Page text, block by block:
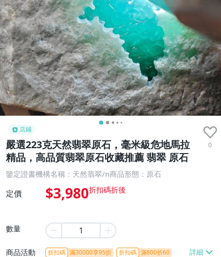
店鋪
嚴選223克天然翡翠原石，毫米級危地馬拉
精品，高品質翡翠原石收藏推薦 翡翠 原石
0
鑒定證書機構名稱：天然翡翠/n商品形態：原石
定價 $3,980
數量
商品活動 折扣碼 滿30000享95折 折扣碼 滿800折60